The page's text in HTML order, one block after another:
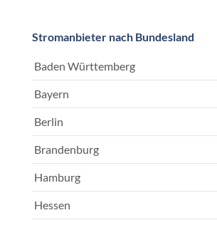
Stromanbieter nach Bundesland
Baden Württemberg
Bayern
Berlin
Brandenburg
Hamburg
Hessen